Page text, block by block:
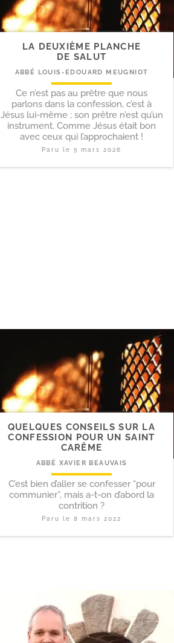
LA DEUXIÈME PLANCHE
DE SALUT
ABBÉ LOUIS-EDOUARD MEUGNIOT
Ce n’est pas au prêtre que nous
parlons dans la confession, c’est à
Jésus lui-même ; son prêtre n’est qu’un
instrument. Comme Jésus était bon
avec ceux qui l’approchaient !
Paru le 5 mars 2026
QUELQUES CONSEILS SUR LA
CONFESSION POUR UN SAINT
CARÊME
ABBÉ XAVIER BEAUVAIS
C’est bien d’aller se confesser “pour
communier”, mais a-t-on d’abord la
contrition ?
Paru le 8 mars 2022